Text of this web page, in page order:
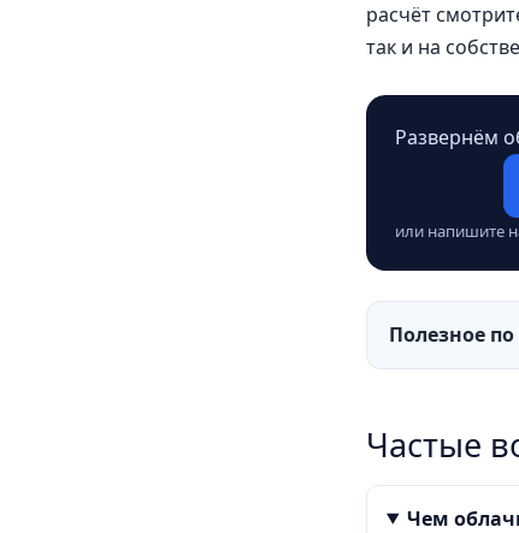
расчёт
так и на
Развернём
или напишите
Полезное
Частые
Чем